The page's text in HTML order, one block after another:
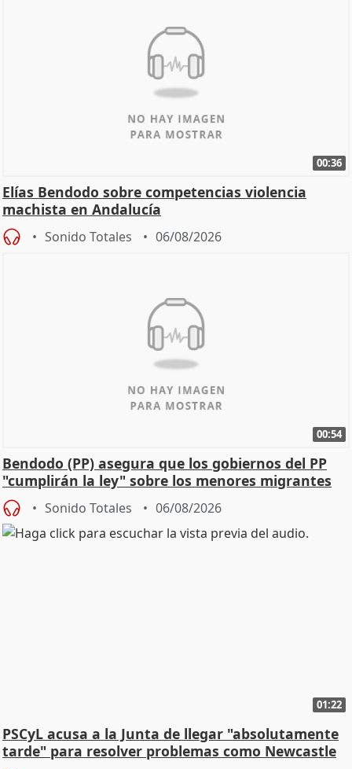
00:36
Elías Bendodo sobre competencias violencia
machista en Andalucía
Sonido Totales 06/08/2026
00:54
Bendodo (PP) asegura que los gobiernos del PP
"cumplirán la ley" sobre los menores migrantes
Sonido Totales 06/08/2026
01:22
PSCyL acusa a la Junta de llegar "absolutamente
tarde" para resolver problemas como Newcastle